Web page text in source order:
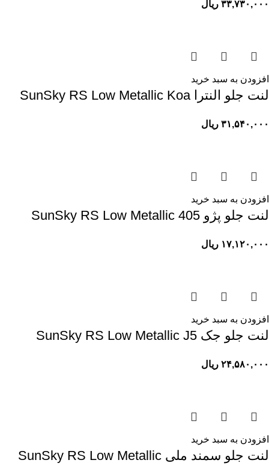
۳۳,۷۳۰,۰۰۰ ریال
افزودن به سبد خرید
لنت جلو النترا SunSky RS Low Metallic Koa
۳۱,۵۴۰,۰۰۰ ریال
افزودن به سبد خرید
لنت جلو پژو 405 SunSky RS Low Metallic
۱۷,۱۲۰,۰۰۰ ریال
افزودن به سبد خرید
لنت جلو جک SunSky RS Low Metallic J5
۲۴,۵۸۰,۰۰۰ ریال
افزودن به سبد خرید
لنت جلو سمند ملی SunSky RS Low Metallic